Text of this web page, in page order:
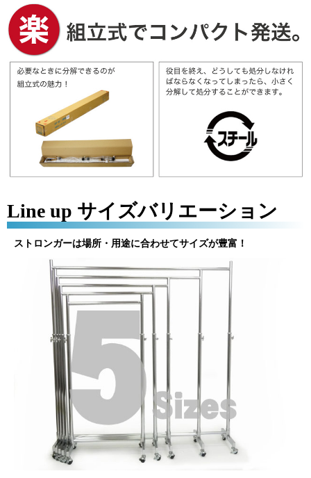
Line up サイズバリエーション
ストロンガーは場所・用途に合わせてサイズが豊富！